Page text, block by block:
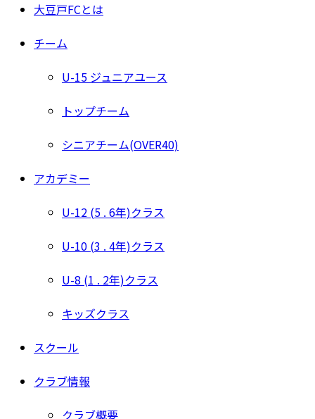
大豆戸FCとは
チーム
U-15 ジュニアユース
トップチーム
シニアチーム(OVER40)
アカデミー
U-12 (5 . 6年)クラス
U-10 (3 . 4年)クラス
U-8 (1 . 2年)クラス
キッズクラス
スクール
クラブ情報
クラブ概要